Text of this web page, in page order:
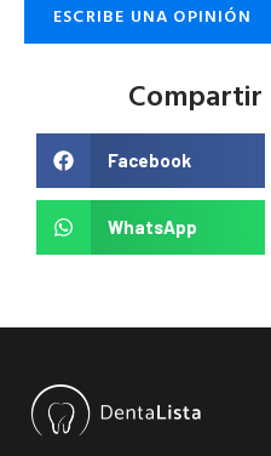
ESCRIBE UNA OPINIÓN
Compartir
Facebook
WhatsApp